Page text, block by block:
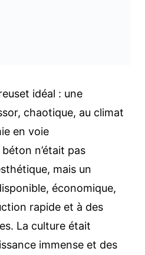
idéal : une
chaotique, au climat
en voie
n’était pas
mais un
économique,
rapide et à des
La culture était
immense et des